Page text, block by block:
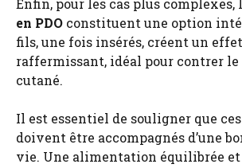
Enfin, pour les cas plus complexes,
en PDO constituent une option
fils, une fois insérés, créent un
raffermissant, idéal pour contrer
cutané.
Il est essentiel de souligner que
doivent être accompagnés d’une
vie. Une alimentation équilibrée et